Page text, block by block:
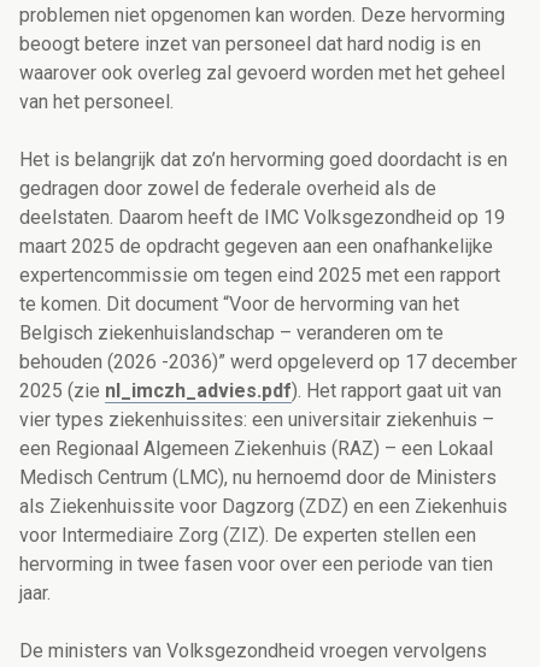
problemen niet opgenomen kan worden. Deze hervorming
beoogt betere inzet van personeel dat hard nodig is en
waarover ook overleg zal gevoerd worden met het geheel
van het personeel.
Het is belangrijk dat zo’n hervorming goed doordacht is en
gedragen door zowel de federale overheid als de
deelstaten. Daarom heeft de IMC Volksgezondheid op 19
maart 2025 de opdracht gegeven aan een onafhankelijke
expertencommissie om tegen eind 2025 met een rapport
te komen. Dit document “Voor de hervorming van het
Belgisch ziekenhuislandschap – veranderen om te
behouden (2026 -2036)” werd opgeleverd op 17 december
2025 (zie nl_imczh_advies.pdf). Het rapport gaat uit van
vier types ziekenhuissites: een universitair ziekenhuis –
een Regionaal Algemeen Ziekenhuis (RAZ) – een Lokaal
Medisch Centrum (LMC), nu hernoemd door de Ministers
als Ziekenhuissite voor Dagzorg (ZDZ) en een Ziekenhuis
voor Intermediaire Zorg (ZIZ). De experten stellen een
hervorming in twee fasen voor over een periode van tien
jaar.
De ministers van Volksgezondheid vroegen vervolgens